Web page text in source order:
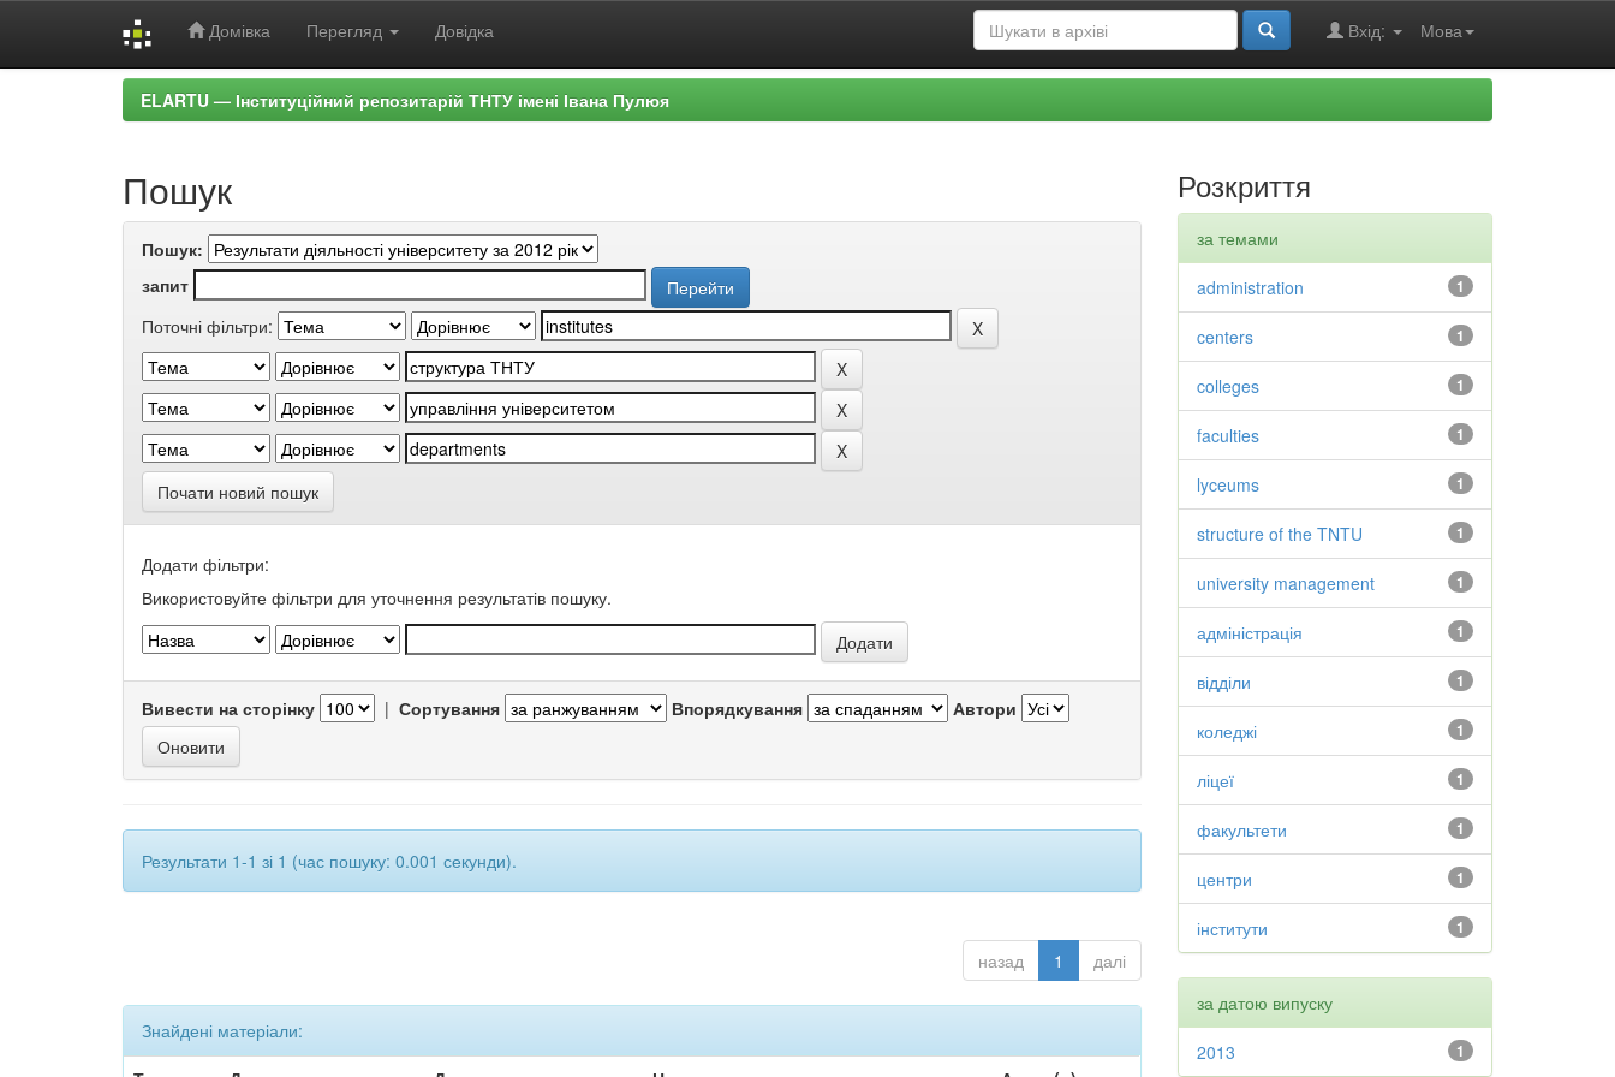
Домівка Перегляд Довідка Мова
Вхід:
ELARTU — Інституційний репозитарій ТНТУ імені Івана Пулюя
Пошук
Пошук:
запит
Поточні фільтри:
Почати новий пошук
Додати фільтри:
Використовуйте фільтри для уточнення результатів пошуку.
Вивести на сторінку | Сортування Впорядкування Автори
Результати 1-1 зі 1 (час пошуку: 0.001 секунди).
назад 1 далі
Знайдені матеріали:
Розкриття
за темами
1
administration
1
centers
1
colleges
1
faculties
1
lyceums
1
structure of the TNTU
1
university management
1
адміністрація
1
відділи
1
коледжі
1
ліцеї
1
факультети
1
центри
1
інститути
за датою випуску
1
2013